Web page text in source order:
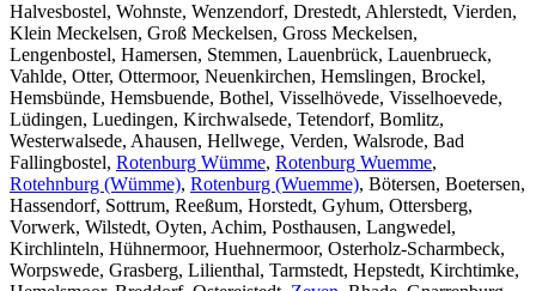
Halvesbostel, Wohnste, Wenzendorf, Drestedt, Ahlerstedt, Vierden,
Klein Meckelsen, Groß Meckelsen, Gross Meckelsen,
Lengenbostel, Hamersen, Stemmen, Lauenbrück, Lauenbrueck,
Vahlde, Otter, Ottermoor, Neuenkirchen, Hemslingen, Brockel,
Hemsbünde, Hemsbuende, Bothel, Visselhövede, Visselhoevede,
Lüdingen, Luedingen, Kirchwalsede, Tetendorf, Bomlitz,
Westerwalsede, Ahausen, Hellwege, Verden, Walsrode, Bad
Fallingbostel, Rotenburg Wümme, Rotenburg Wuemme,
Rotehnburg (Wümme), Rotenburg (Wuemme), Bötersen, Boetersen,
Hassendorf, Sottrum, Reeßum, Horstedt, Gyhum, Ottersberg,
Vorwerk, Wilstedt, Oyten, Achim, Posthausen, Langwedel,
Kirchlinteln, Hühnermoor, Huehnermoor, Osterholz-Scharmbeck,
Worpswede, Grasberg, Lilienthal, Tarmstedt, Hepstedt, Kirchtimke,